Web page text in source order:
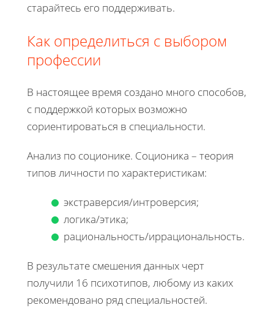
старайтесь его поддерживать.
Как определиться с выбором
профессии
В настоящее время создано много способов,
с поддержкой которых возможно
сориентироваться в специальности.
Анализ по соционике. Соционика – теория
типов личности по характеристикам:
экстраверсия/интроверсия;
логика/этика;
рациональность/иррациональность.
В результате смешения данных черт
получили 16 психотипов, любому из каких
рекомендовано ряд специальностей.